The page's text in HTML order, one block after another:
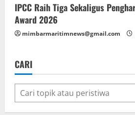
IPCC Raih Tiga Sekaligus
Award 2026
mimbarmaritimnews@gmail.com
CARI